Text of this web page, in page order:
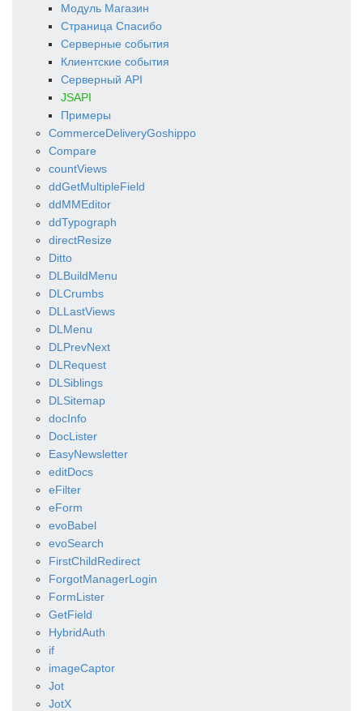
Модуль Магазин
Страница Спасибо
Серверные события
Клиентские события
Серверный API
JSAPI
Примеры
CommerceDeliveryGoshippo
Compare
countViews
ddGetMultipleField
ddMMEditor
ddTypograph
directResize
Ditto
DLBuildMenu
DLCrumbs
DLLastViews
DLMenu
DLPrevNext
DLRequest
DLSiblings
DLSitemap
docInfo
DocLister
EasyNewsletter
editDocs
eFilter
eForm
evoBabel
evoSearch
FirstChildRedirect
ForgotManagerLogin
FormLister
GetField
HybridAuth
if
imageCaptor
Jot
JotX